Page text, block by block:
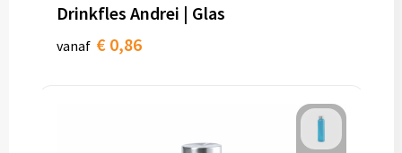
Drinkfles Andrei | Glas
vanaf € 0,86